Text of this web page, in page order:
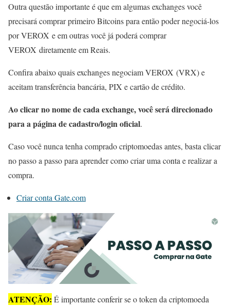
Outra questão importante é que em algumas exchanges você
precisará comprar primeiro Bitcoins para então poder negociá-los
por VEROX e em outras você já poderá comprar
VEROX diretamente em Reais.
Confira abaixo quais exchanges negociam VEROX (VRX) e
aceitam transferência bancária, PIX e cartão de crédito.
Ao clicar no nome de cada exchange, você será direcionado
para a página de cadastro/login oficial.
Caso você nunca tenha comprado criptomoedas antes, basta clicar
no passo a passo para aprender como criar uma conta e realizar a
compra.
Criar conta Gate.com
ATENÇÃO: É importante conferir se o token da criptomoeda